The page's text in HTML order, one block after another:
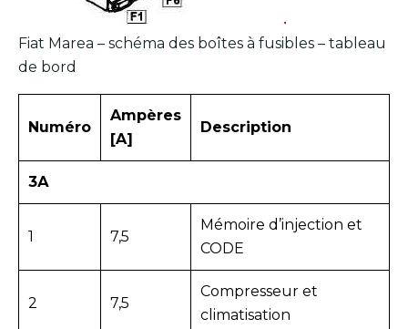
Fiat Marea – schéma des boîtes à fusibles – tableau
de bord
Numéro
Ampères
[A]
Description
3А
1 7,5
Mémoire d’injection et
CODE
2 7,5
Compresseur et
climatisation